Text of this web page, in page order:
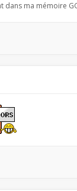
dans ma mémoire